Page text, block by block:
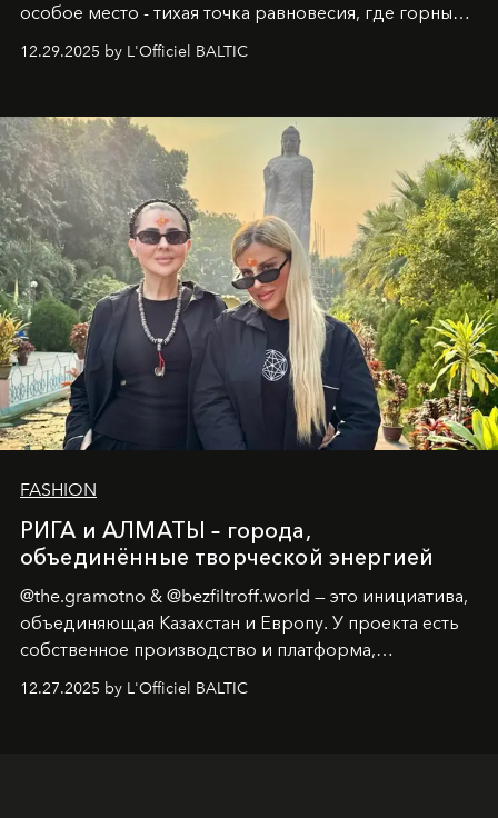
особое место - тихая точка равновесия, где горные
вершины Швейцарии встречаются с бездонными
глубинами человеческой души. Здесь, на стыке
Ольга Потапова - женщина, чей путь от поиска
истины превратился в искусство превращения
человеческих кризисов в возможности для
возрождения.
12.29.2025 by L'Officiel BALTIC
FASHION
РИГА и АЛМАТЫ – города,
объединённые творческой энергией
@the.gramotno & @bezfiltroff.world — это инициатива,
объединяющая Казахстан и Европу. У проекта есть
собственное производство и платформа,
предоставляющая возможности, поддержку и
решения для дизайнеров и молодых брендов.
12.27.2025 by L'Officiel BALTIC